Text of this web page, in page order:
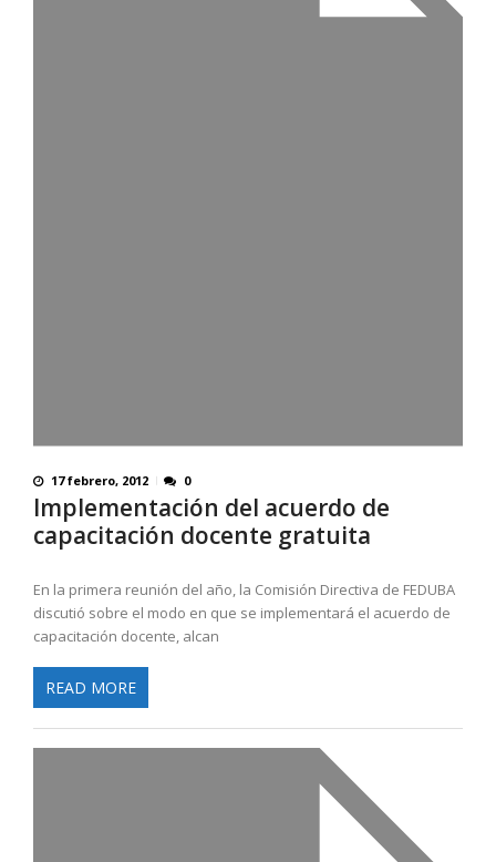
17 febrero, 2012 0
Implementación del acuerdo de
capacitación docente gratuita
En la primera reunión del año, la Comisión Directiva de FEDUBA
discutió sobre el modo en que se implementará el acuerdo de
capacitación docente, alcan
READ MORE